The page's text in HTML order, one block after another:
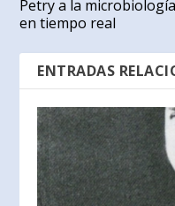
Petry a la microbiología
en tiempo real
ENTRADAS